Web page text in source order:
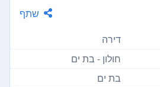
שתף
דירה
חולון - בת ים
בת ים